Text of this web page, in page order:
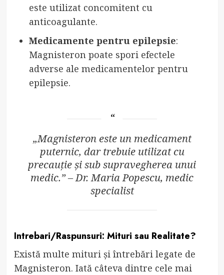
este utilizat concomitent cu
anticoagulante.
Medicamente pentru epilepsie:
Magnisteron poate spori efectele
adverse ale medicamentelor pentru
epilepsie.
„Magnisteron este un medicament
puternic, dar trebuie utilizat cu
precauție și sub supravegherea unui
medic.” – Dr. Maria Popescu, medic
specialist
Intrebari/Raspunsuri: Mituri sau Realitate?
Există multe mituri și întrebări legate de
Magnisteron. Iată câteva dintre cele mai